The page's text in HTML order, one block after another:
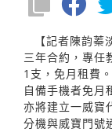
【記者陳韵
三年合約，專任
1支，免月租費
自備手機者免月
亦將建立一威寶
分機與威寶門號